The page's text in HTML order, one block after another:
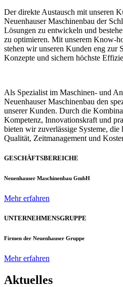
Der direkte Austausch mit unseren
Neuenhauser Maschinenbau der
Lösungen zu entwickeln und
zu optimieren. Mit unserem Know-
stehen wir unseren Kunden eng zur
Konzepte und sichern höchste
Als Spezialist im Maschinen- und
Neuenhauser Maschinenbau den
unserer Kunden. Durch die
Kompetenz, Innovationskraft und
bieten wir zuverlässige Systeme, die
Qualität, Zeitmanagement und
GESCHÄFTSBEREICHE
Neuenhauser Maschinenbau GmbH
Mehr erfahren
UNTERNEHMENSGRUPPE
Firmen der Neuenhauser Gruppe
Mehr erfahren
Aktuelles